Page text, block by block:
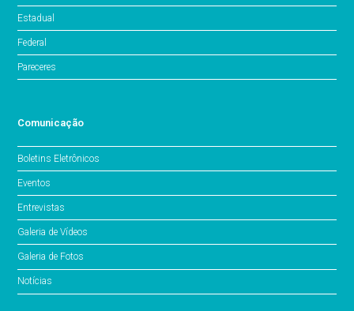
Estadual
Federal
Pareceres
Comunicação
Boletins Eletrônicos
Eventos
Entrevistas
Galeria de Vídeos
Galeria de Fotos
Notícias